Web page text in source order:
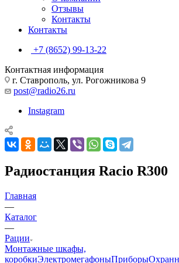
Отзывы
Контакты
Контакты
+7 (8652) 99-13-22
Контактная информация
г. Ставрополь, ул. Рогожникова 9
post@radio26.ru
Instagram
Радиостанция Racio R300
Главная
—
Каталог
—
Рации
Монтажные шкафы,
коробкиЭлектромегафоныПриборы